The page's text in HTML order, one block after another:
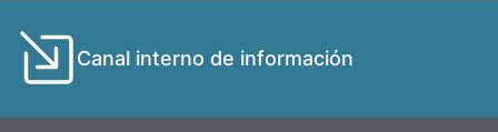
Canal interno de información